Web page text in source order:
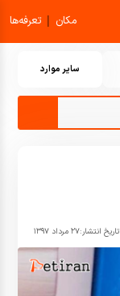
مکان | تعرفه‌ها
سایر موارد
تاریخ انتشار:۲۷ مرداد ۱۳۹۷